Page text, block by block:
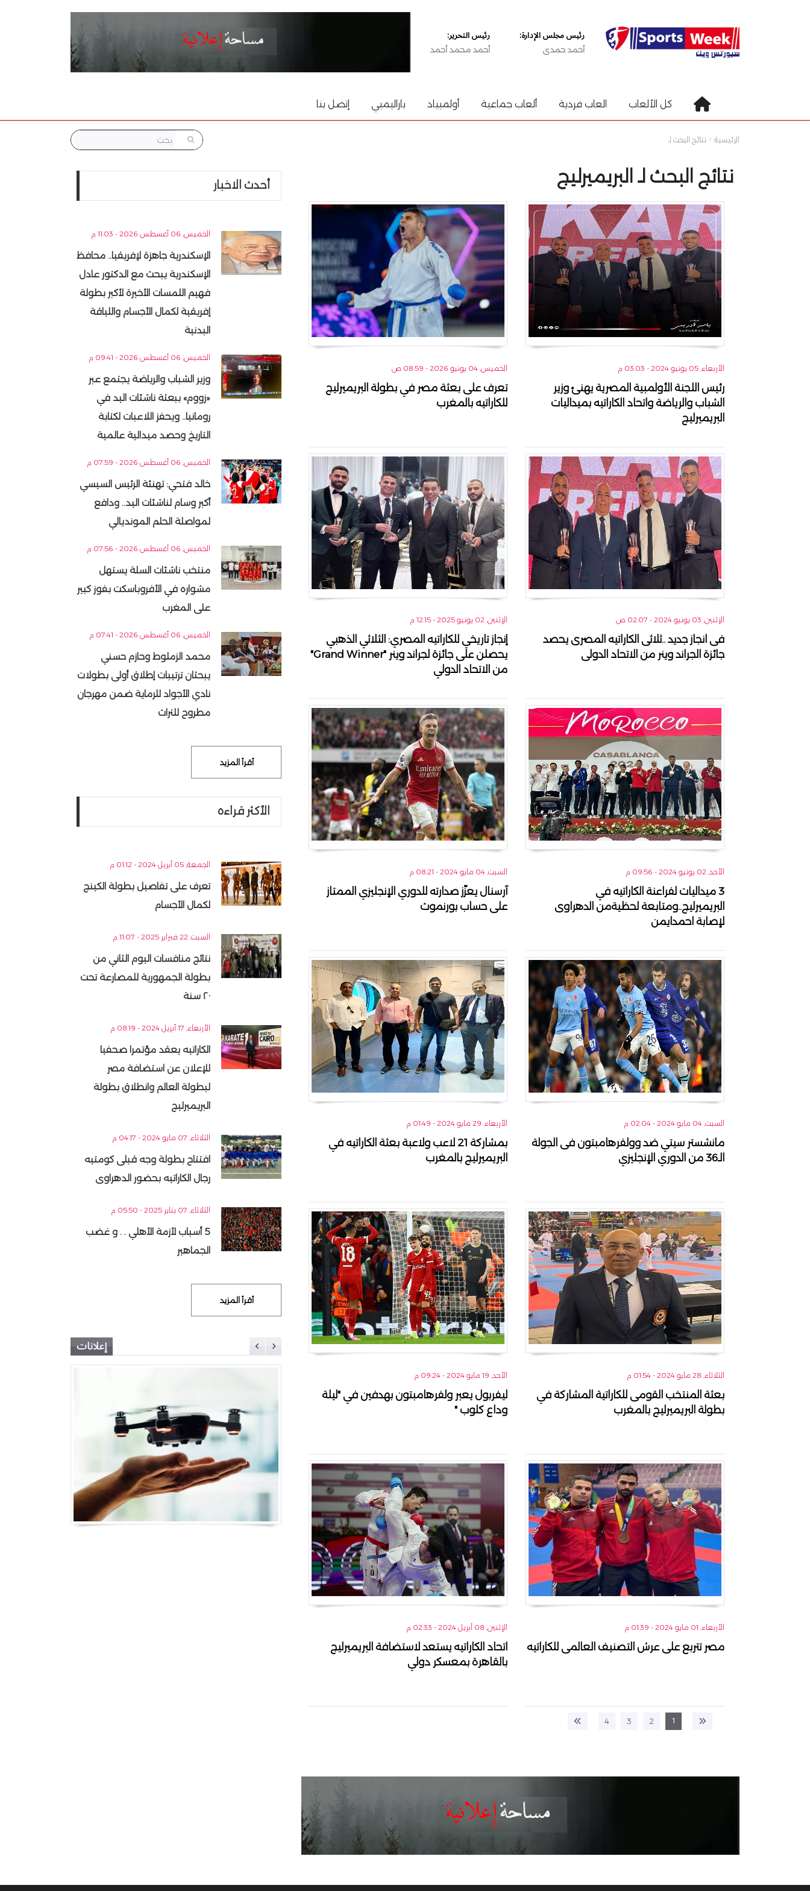
رئيس مجلس الإدارة:
أحمد حمدى
رئيس التحرير:
أحمد محمد أحمد
كل الألعاب العاب فردية ألعاب جماعية أولمبياد باراليمبي إتصل بنا
الرئيسية نتائج البحث لـ
نتائج البحث لـ البريميرليج
الأربعاء, 05 يونيو 2024 - 03:03 م
رئيس اللجنة الأولمبية المصرية يهنئ وزير
الشباب والرياضة واتحاد الكاراتيه بميداليات
البريميرليج
الخميس, 04 يونيو 2026 - 08:59 ص
تعرف على بعثة مصر في بطولة البريميرليج
للكاراتيه بالمغرب
الإثنين, 03 يونيو 2024 - 02:07 ص
فى انجاز جديد ..ثلاثى الكاراتيه المصرى يحصد
جائزة الجراند وينر من الاتحاد الدولى
الإثنين, 02 يونيو 2025 - 12:15 م
إنجاز تاريخي للكاراتيه المصري: الثلاثي الذهبي
يحصلن على جائزة لجراند وينر "Grand Winner"
من الاتحاد الدولي
الأحد, 02 يونيو 2024 - 09:56 م
3 ميداليات لفراعنة الكاراتيه في
البريميرليج..ومتابعة لحظيةمن الدهراوى
لإصابة احمدايمن
السبت, 04 مايو 2024 - 08:21 م
آرسنال يعزّز صدارته للدوري الإنجليزي الممتاز
على حساب بورنموث
السبت, 04 مايو 2024 - 02:04 م
مانشستر سيتي ضد وولفرهامبتون فى الجولة
الـ36 من الدوري الإنجليزي
الأربعاء, 29 مايو 2024 - 01:49 م
بمشاركة 21 لاعب ولاعبة بعثة الكاراتيه في
البريميرليج بالمغرب
الثلاثاء, 28 مايو 2024 - 01:54 م
بعثة المنتخب القومى للكاراتية المشاركة في
بطولة البريميرليج بالمغرب
الأحد, 19 مايو 2024 - 09:24 م
ليفربول يعبر ولفرهامبتون بهدفين في "ليلة
وداع كلوب "
الأربعاء, 01 مايو 2024 - 01:39 م
مصر تتربع على عرش التصنيف العالمى للكاراتيه
الإثنين, 08 أبريل 2024 - 02:33 م
اتحاد الكاراتيه يستعد لاستضافة البريميرليج
بالقاهرة بمعسكر دولي
1
2
3
4
أحدث الاخبار
الخميس, 06 أغسطس 2026 - 11:03 م
الإسكندرية جاهزة لإفريقيا.. محافظ
الإسكندرية يبحث مع الدكتور عادل
فهيم اللمسات الأخيرة لأكبر بطولة
إفريقية لكمال الأجسام واللياقة
البدنية
الخميس, 06 أغسطس 2026 - 09:41 م
وزير الشباب والرياضة يجتمع عبر
«زووم» ببعثة ناشئات اليد في
رومانيا.. ويحفز اللاعبات لكتابة
التاريخ وحصد ميدالية عالمية
الخميس, 06 أغسطس 2026 - 07:59 م
خالد فتحي: تهنئة الرئيس السيسي
أكبر وسام لناشئات اليد.. ودافع
لمواصلة الحلم المونديالي
الخميس, 06 أغسطس 2026 - 07:56 م
منتخب ناشئات السلة يستهل
مشواره في الأفروباسكت بفوز كبير
على المغرب
الخميس, 06 أغسطس 2026 - 07:41 م
محمد الزملوط وحازم حسني
يبحثان ترتيبات إطلاق أولى بطولات
نادي الأجواد للرماية ضمن مهرجان
مطروح للتراث
أقرأ المزيد
الأكثر قراءه
الجمعة, 05 أبريل 2024 - 01:12 م
تعرف على تفاصيل بطولة الكينج
لكمال الأجسام
السبت, 22 فبراير 2025 - 11:07 م
نتائج منافسات اليوم الثاني من
بطولة الجمهورية للمصارعة تحت
٢٠ سنة
الأربعاء, 17 أبريل 2024 - 08:19 م
الكاراتيه يعقد مؤتمرا صحفيا
للإعلان عن استضافة مصر
لبطولة العالم وانطلاق بطولة
البريميرليج
الثلاثاء, 07 مايو 2024 - 04:17 م
افتتاح بطولة وجه قبلى كومتيه
رجال الكاراتيه بحضور الدهراوى
الثلاثاء, 07 يناير 2025 - 05:50 م
5 أسباب لأزمة الأهلي . . و غضب
الجماهير
أقرأ المزيد
إعلانات